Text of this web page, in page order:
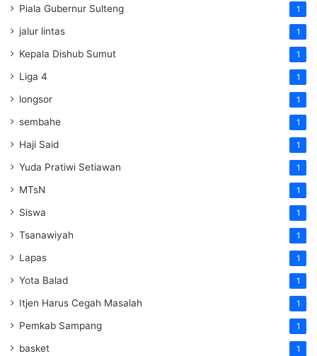
Piala Gubernur Sulteng 1
jalur lintas 1
Kepala Dishub Sumut 1
Liga 4 1
longsor 1
sembahe 1
Haji Said 1
Yuda Pratiwi Setiawan 1
MTsN 1
Siswa 1
Tsanawiyah 1
Lapas 1
Yota Balad 1
Itjen Harus Cegah Masalah 1
Pemkab Sampang 1
basket 1